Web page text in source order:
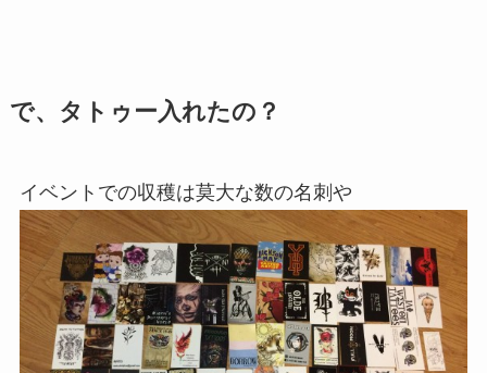
で、タトゥー入れたの？
イベントでの収穫は莫大な数の名刺や